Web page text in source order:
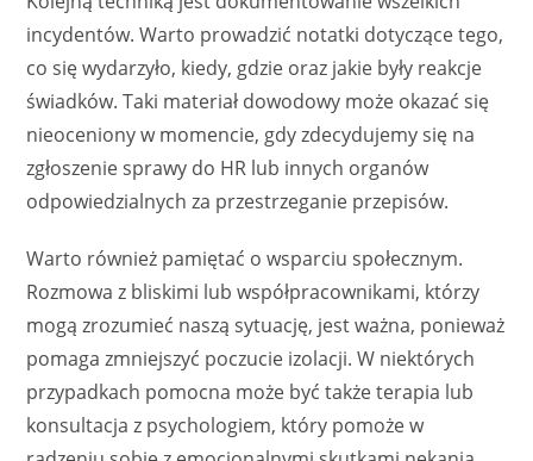
incydentów. Warto prowadzić notatki dotyczące tego,
co się wydarzyło, kiedy, gdzie oraz jakie były reakcje
świadków. Taki materiał dowodowy może okazać się
nieoceniony w momencie, gdy zdecydujemy się na
zgłoszenie sprawy do HR lub innych organów
odpowiedzialnych za przestrzeganie przepisów.
Warto również pamiętać o wsparciu społecznym.
Rozmowa z bliskimi lub współpracownikami, którzy
mogą zrozumieć naszą sytuację, jest ważna, ponieważ
pomaga zmniejszyć poczucie izolacji. W niektórych
przypadkach pomocna może być także terapia lub
konsultacja z psychologiem, który pomoże w